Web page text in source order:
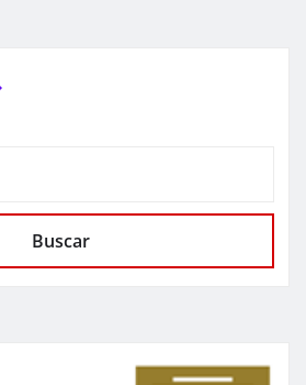
Buscar